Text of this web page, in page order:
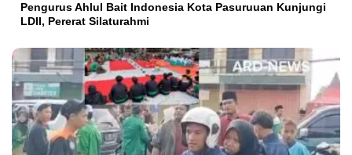
Pengurus Ahlul Bait Indonesia Kota Pasuruuan Kunjungi
LDII, Pererat Silaturahmi